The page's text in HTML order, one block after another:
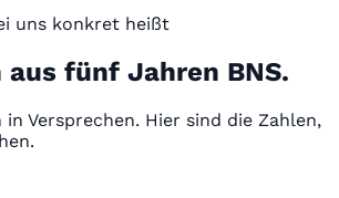
uns konkret heißt
aus fünf Jahren BNS.
Versprechen. Hier sind die Zahlen,